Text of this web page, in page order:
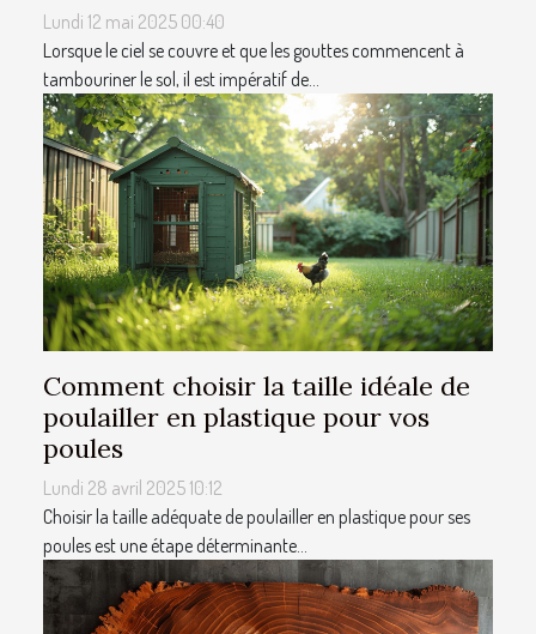
Lundi 12 mai 2025 00:40
Lorsque le ciel se couvre et que les gouttes commencent à
tambouriner le sol, il est impératif de...
Comment choisir la taille idéale de
poulailler en plastique pour vos
poules
Lundi 28 avril 2025 10:12
Choisir la taille adéquate de poulailler en plastique pour ses
poules est une étape déterminante...